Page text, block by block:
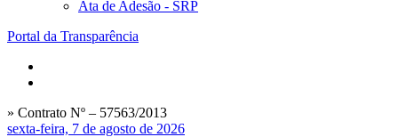
Ata de Adesão - SRP
Portal da Transparência
» Contrato Nº – 57563/2013
sexta-feira, 7 de agosto de 2026